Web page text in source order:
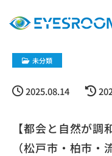
未分類
2025.08.14
【都会と自然が
（松戸市・柏市